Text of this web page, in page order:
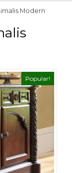
Modern
Popular!